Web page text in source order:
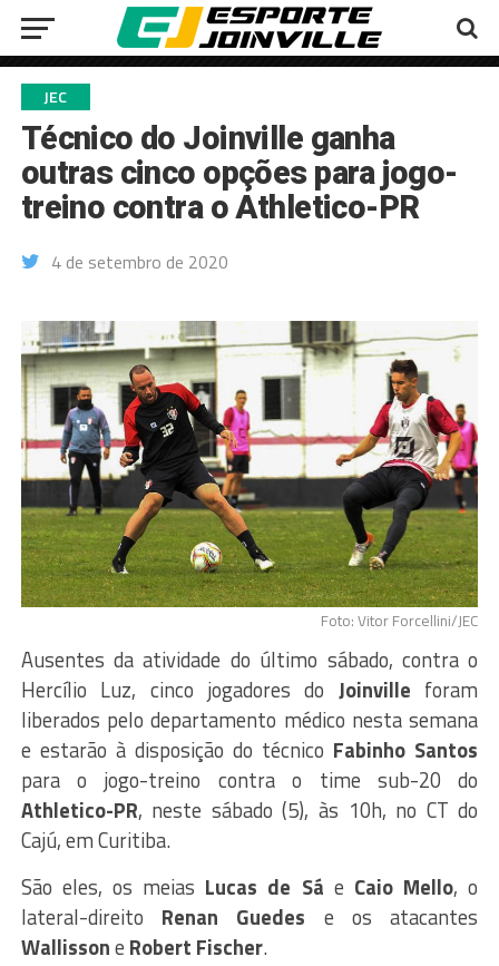
JEC
Técnico do Joinville ganha
outras cinco opções para jogo-
treino contra o Athletico-PR
4 de setembro de 2020
Foto: Vitor Forcellini/JEC
Ausentes da atividade do último sábado, contra o
Hercílio Luz, cinco jogadores do Joinville foram
liberados pelo departamento médico nesta semana
e estarão à disposição do técnico Fabinho Santos
para o jogo-treino contra o time sub-20 do
Athletico-PR, neste sábado (5), às 10h, no CT do
Cajú, em Curitiba.
São eles, os meias Lucas de Sá e Caio Mello, o
lateral-direito Renan Guedes e os atacantes
Wallissone Robert Fischer.